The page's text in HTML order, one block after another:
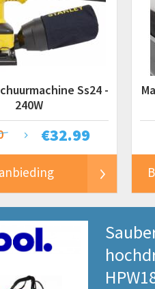
Ss24 -
240W
€32.99